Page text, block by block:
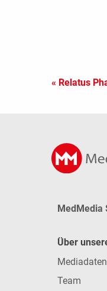
« Relatus
MedMedia
Über
Mediadaten
Team